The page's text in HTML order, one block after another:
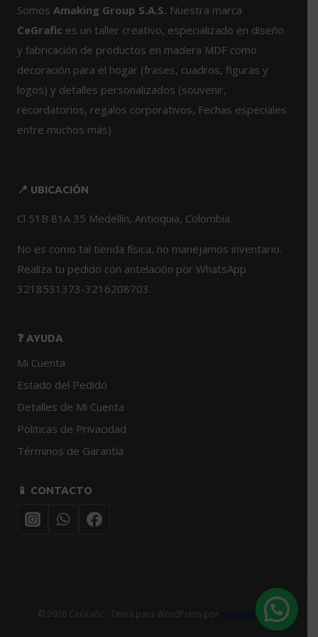
se
pueden
elegir
en
la
página
producto
Somos Amaking Group S.A.S. Nuestra marca
CeGrafic es un taller creativo, especializado en diseño
y fabricación de productos en madera MDF como
decoración para el hogar (frases, cuadros, figuras y
logos) y detalles personalizados (souvenir,
recordatorios, regalos corporativos, Fechas especiales
entre muchos más)
📍 UBICACIÓN
Cl 51B 81A 35 Medellín, Antioquia, Colombia.
No es como tal tienda física, no manejamos inventario.
Realiza tu pedido con antelación por WhatsApp
3218531373-3216208703.
❓ AYUDA
Mi Cuenta
Estado del Pedido
Detalles de Mi Cuenta
Politicas de Privacidad
Términos de Garantía
📱 CONTACTO
© 2026 CeGrafic - Tema para WordPress por Kadence WP